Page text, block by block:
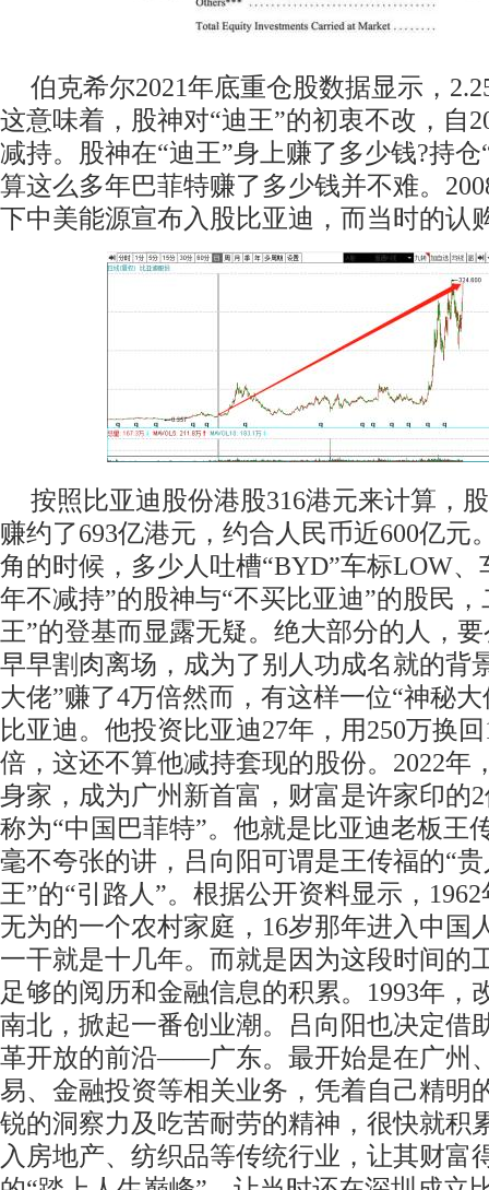
伯克希尔2021年底重仓股数据显示，
这意味着，股神对“迪王”的初衷不改，自
减持。股神在“迪王”身上赚了多少钱?持
算这么多年巴菲特赚了多少钱并不难。
下中美能源宣布入股比亚迪，而当时的认
按照比亚迪股份港股316港元来计算，
赚约了693亿港元，约合人民币近600亿元
角的时候，多少人吐槽“BYD”车标LOW、
年不减持”的股神与“不买比亚迪”的股民
王”的登基而显露无疑。绝大部分的人，
早早割肉离场，成为了别人功成名就的背
大佬”赚了4万倍然而，有这样一位“神秘
比亚迪。他投资比亚迪27年，用250万换
倍，这还不算他减持套现的股份。2022年
身家，成为广州新首富，财富是许家印的
称为“中国巴菲特”。他就是比亚迪老板
毫不夸张的讲，吕向阳可谓是王传福的“
王”的“引路人”。根据公开资料显示，
无为的一个农村家庭，16岁那年进入中国
一干就是十几年。而就是因为这段时间的
足够的阅历和金融信息的积累。1993年，
南北，掀起一番创业潮。吕向阳也决定借
革开放的前沿——广东。最开始是在广州
易、金融投资等相关业务，凭着自己精明
锐的洞察力及吃苦耐劳的精神，很快就积
入房地产、纺织品等传统行业，让其财富